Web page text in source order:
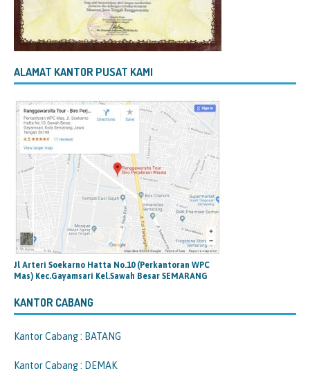
ALAMAT KANTOR PUSAT KAMI
Jl Arteri Soekarno Hatta No.10 (Perkantoran WPC
Mas) Kec.Gayamsari Kel.Sawah Besar SEMARANG
KANTOR CABANG
Kantor Cabang : BATANG
Kantor Cabang : DEMAK